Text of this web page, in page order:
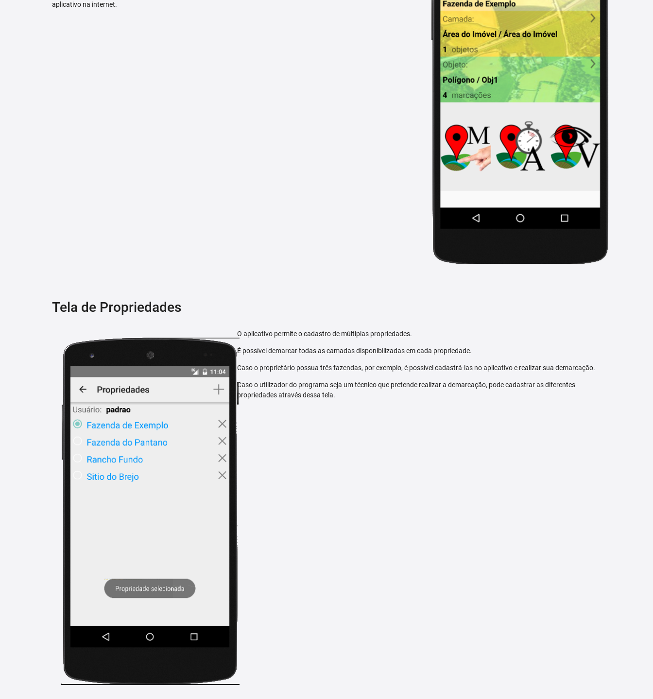
aplicativo na internet.
Tela de Propriedades
O aplicativo permite o cadastro de múltiplas propriedades.
É possível demarcar todas as camadas disponibilizadas em cada propriedade.
Caso o proprietário possua três fazendas, por exemplo, é possível cadastrá-las no aplicativo e realizar sua demarcação.
Caso o utilizador do programa seja um técnico que pretende realizar a demarcação, pode cadastrar as diferentes
propriedades através dessa tela.